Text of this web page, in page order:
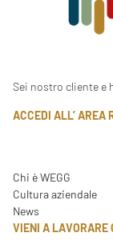
Sei nostro cliente e
ACCEDI ALL’ AREA
Chi è WEGG
Cultura aziendale
News
VIENI A LAVORARE